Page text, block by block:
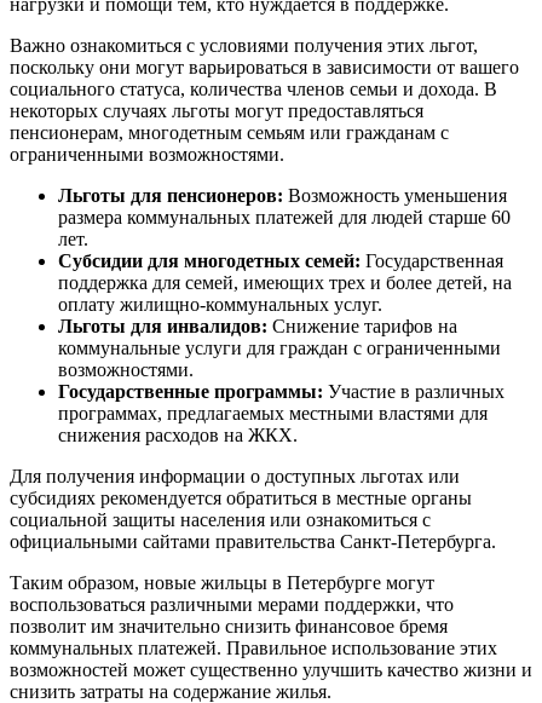
Важно ознакомиться с условиями получения этих льгот,
поскольку они могут варьироваться в зависимости от вашего
социального статуса, количества членов семьи и дохода. В
некоторых случаях льготы могут предоставляться
пенсионерам, многодетным семьям или гражданам с
ограниченными возможностями.
Льготы для пенсионеров: Возможность уменьшения
размера коммунальных платежей для людей старше 60
лет.
Субсидии для многодетных семей: Государственная
поддержка для семей, имеющих трех и более детей, на
оплату жилищно-коммунальных услуг.
Льготы для инвалидов: Снижение тарифов на
коммунальные услуги для граждан с ограниченными
возможностями.
Государственные программы: Участие в различных
программах, предлагаемых местными властями для
снижения расходов на ЖКХ.
Для получения информации о доступных льготах или
субсидиях рекомендуется обратиться в местные органы
социальной защиты населения или ознакомиться с
официальными сайтами правительства Санкт-Петербурга.
Таким образом, новые жильцы в Петербурге могут
воспользоваться различными мерами поддержки, что
позволит им значительно снизить финансовое бремя
коммунальных платежей. Правильное использование этих
возможностей может существенно улучшить качество жизни и
снизить затраты на содержание жилья.